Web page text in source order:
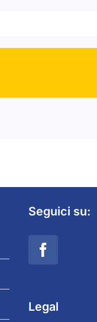
Seguici su:
Legal